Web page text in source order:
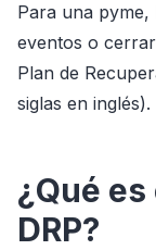
Para una
eventos o
Plan de
siglas en inglés).
¿Qué
DRP?